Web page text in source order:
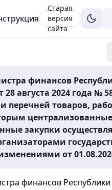
Старая
версия
сайта
финансов
28 августа 2024 года №
перечней товаров,
централизованные
закупки
от
финансов Республики